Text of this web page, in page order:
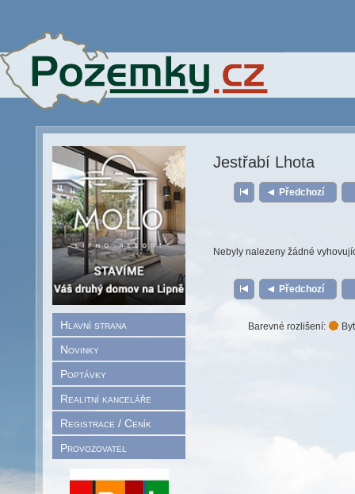
Hlavní strana
Novinky
Poptávky
Realitní kanceláře
Registrace / Ceník
Provozovatel
Jestřabí Lhota
Předchozí
Nebyly nalezeny žádné
Předchozí
Barevné rozlišení: